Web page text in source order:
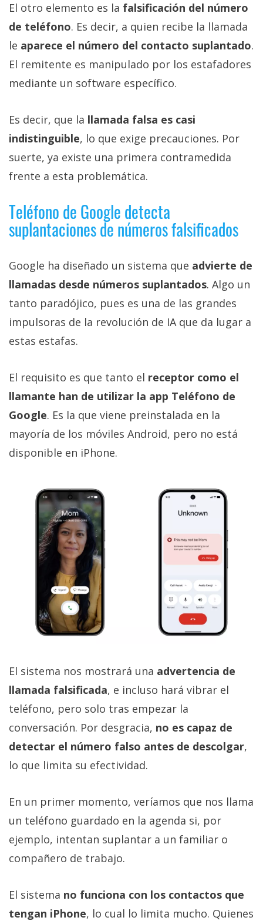
El otro elemento es la falsificación del número
de teléfono. Es decir, a quien recibe la llamada
le aparece el número del contacto suplantado.
El remitente es manipulado por los estafadores
mediante un software específico.
Es decir, que la llamada falsa es casi
indistinguible, lo que exige precauciones. Por
suerte, ya existe una primera contramedida
frente a esta problemática.
Teléfono de Google detecta
suplantaciones de números falsificados
Google ha diseñado un sistema que advierte de
llamadas desde números suplantados. Algo un
tanto paradójico, pues es una de las grandes
impulsoras de la revolución de IA que da lugar a
estas estafas.
El requisito es que tanto el receptor como el
llamante han de utilizar la app Teléfono de
Google. Es la que viene preinstalada en la
mayoría de los móviles Android, pero no está
disponible en iPhone.
El sistema nos mostrará una advertencia de
llamada falsificada, e incluso hará vibrar el
teléfono, pero solo tras empezar la
conversación. Por desgracia, no es capaz de
detectar el número falso antes de descolgar,
lo que limita su efectividad.
En un primer momento, veríamos que nos llama
un teléfono guardado en la agenda si, por
ejemplo, intentan suplantar a un familiar o
compañero de trabajo.
El sistema no funciona con los contactos que
tengan iPhone, lo cual lo limita mucho. Quienes